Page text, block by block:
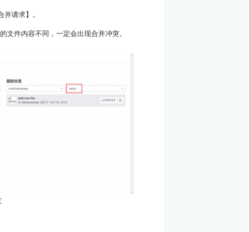
并请求】。
文件内容不同，一定会出现合并冲突。